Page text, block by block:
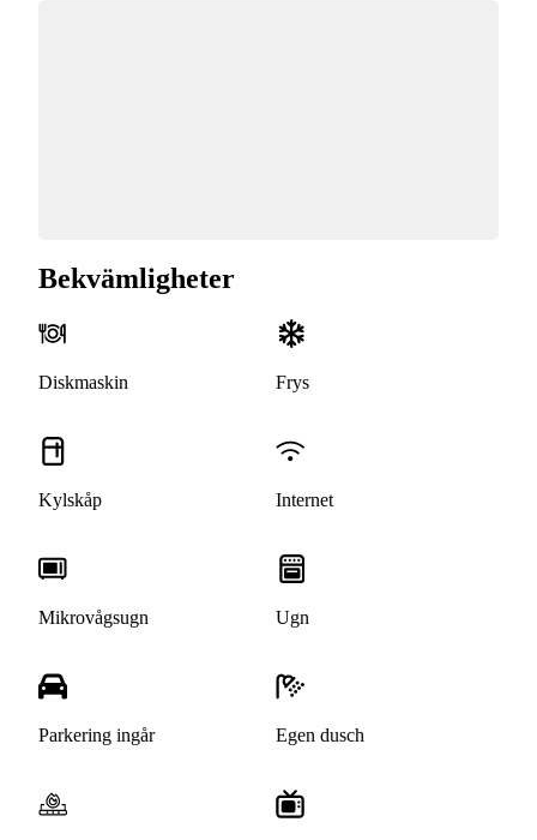
Bekvämligheter
Diskmaskin Frys
Kylskåp Internet
Mikrovågsugn Ugn
Parkering ingår Egen dusch